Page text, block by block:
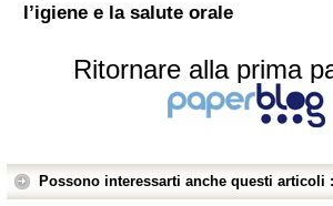
l’igiene e la salute orale
Ritornare alla prima
Possono interessarti anche questi articoli :